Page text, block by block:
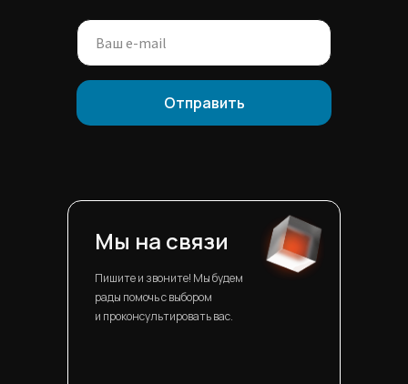
Отправить
Пишите и звоните! Мы будем
рады помочь с выбором
и проконсультировать вас.
Мы на связи